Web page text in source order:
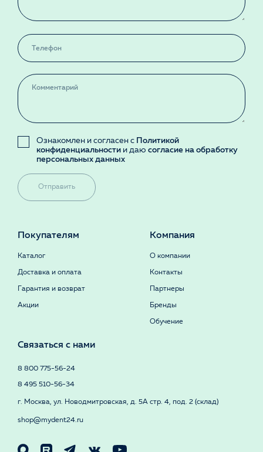
Ознакомлен и согласен с Политикой
конфиденциальности и даю согласие на обработку
персональных данных
Отправить
Покупателям
Каталог
Доставка и оплата
Гарантия и возврат
Акции
Компания
О компании
Контакты
Партнеры
Бренды
Обучение
Связаться с нами
8 800 775-56-24
8 495 510-56-34
г. Москва, ул. Новодмитровская, д. 5А стр. 4, под. 2 (склад)
shop@mydent24.ru